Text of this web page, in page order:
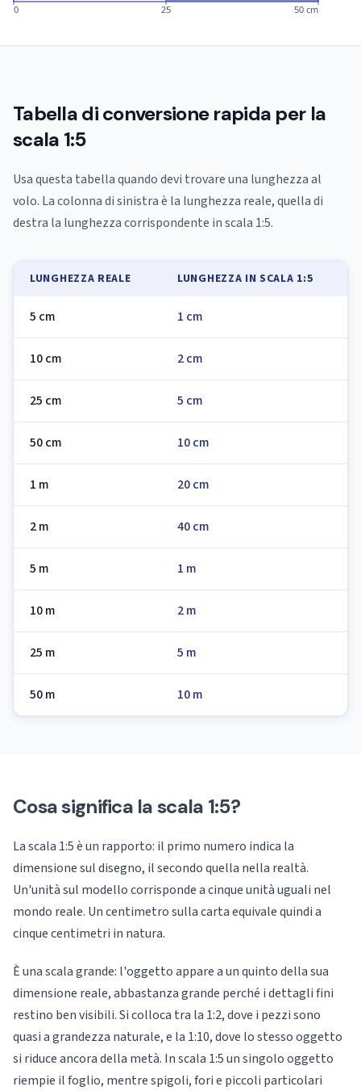
0 25 50 cm
Tabella di conversione rapida per la
scala 1:5
Usa questa tabella quando devi trovare una lunghezza al
volo. La colonna di sinistra è la lunghezza reale, quella di
destra la lunghezza corrispondente in scala 1:5.
LUNGHEZZA REALE LUNGHEZZA IN SCALA 1:5
5 cm 1 cm
10 cm 2 cm
25 cm 5 cm
50 cm 10 cm
1 m 20 cm
2 m 40 cm
5 m 1 m
10 m 2 m
25 m 5 m
50 m 10 m
Cosa significa la scala 1:5?
La scala 1:5 è un rapporto: il primo numero indica la
dimensione sul disegno, il secondo quella nella realtà.
Un'unità sul modello corrisponde a cinque unità uguali nel
mondo reale. Un centimetro sulla carta equivale quindi a
cinque centimetri in natura.
È una scala grande: l'oggetto appare a un quinto della sua
dimensione reale, abbastanza grande perché i dettagli fini
restino ben visibili. Si colloca tra la 1:2, dove i pezzi sono
quasi a grandezza naturale, e la 1:10, dove lo stesso oggetto
si riduce ancora della metà. In scala 1:5 un singolo oggetto
riempie il foglio, mentre spigoli, fori e piccoli particolari